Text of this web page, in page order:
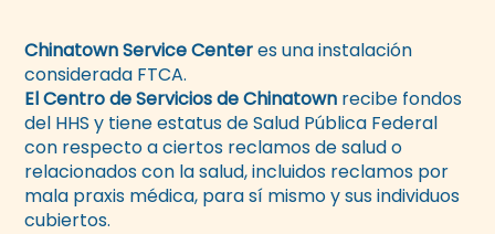
Chinatown Service Centeres una instalación
considerada FTCA.
El Centro de Servicios de Chinatown recibe fondos
del HHS y tiene estatus de Salud Pública Federal
con respecto a ciertos reclamos de salud o
relacionados con la salud, incluidos reclamos por
mala praxis médica, para sí mismo y sus individuos
cubiertos.